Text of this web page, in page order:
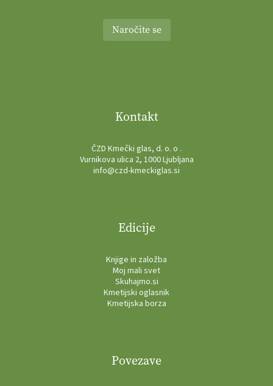
Naročite se
Kontakt
ČZD Kmečki glas, d. o. o .
Vurnikova ulica 2, 1000 Ljubljana
info@czd-kmeckiglas.si
Edicije
Knjige in založba
Moj mali svet
Skuhajmo.si
Kmetijski oglasnik
Kmetijska borza
Povezave